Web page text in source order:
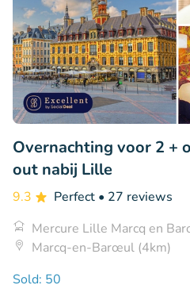
Overnachting voor 2 +
out nabij Lille
9.3 Perfect • 27 reviews
Mercure Lille Marcq en
Marcq-en-Barœul (4km)
Sold: 50